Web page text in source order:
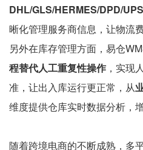
DHL/GLS/HERMES/DPD/
晰化管理服务商信息，让物流
另外在库存管理方面，易仓
程替代人工重复性操作 ，实现
准，让出入库运行更正常，从
维度提供仓库实时数据分析，
随着跨境电商的不断成熟，多